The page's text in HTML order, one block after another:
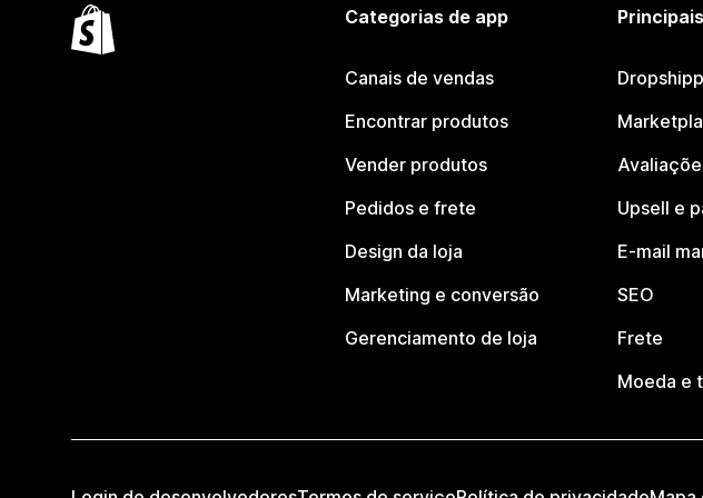
Categorias de app
Canais de vendas
Encontrar produtos
Vender produtos
Pedidos e frete
Design da loja
Marketing e conversão
Gerenciamento de loja
Upsell e
E-mail
SEO
Frete
Moeda e